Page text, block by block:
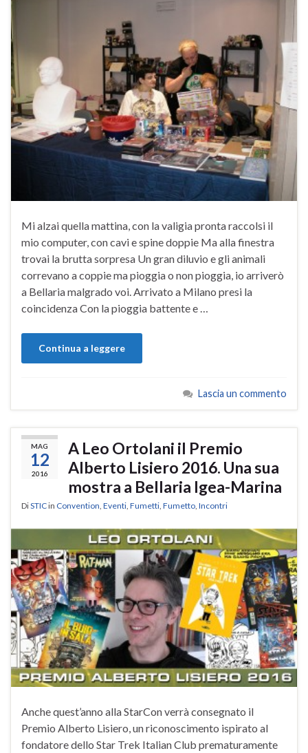
Mi alzai quella mattina, con la valigia pronta raccolsi il
mio computer, con cavi e spine doppie Ma alla finestra
trovai la brutta sorpresa Un gran diluvio e gli animali
correvano a coppie ma pioggia o non pioggia, io arriverò
a Bellaria malgrado voi. Arrivato a Milano presi la
coincidenza Con la pioggia battente e …
Continua a leggere
Lascia un commento
MAG
12
2016
A Leo Ortolani il Premio
Alberto Lisiero 2016. Una sua
mostra a Bellaria Igea-Marina
DiSTICin Convention Eventi Fumetti Fumetto Incontri
Anche quest’anno alla StarCon verrà consegnato il
Premio Alberto Lisiero, un riconoscimento ispirato al
fondatore dello Star Trek Italian Club prematuramente